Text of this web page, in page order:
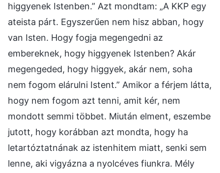
higgyenek Istenben.” Azt mondtam: „A KKP egy
ateista párt. Egyszerűen nem hisz abban, hogy
van Isten. Hogy fogja megengedni az
embereknek, hogy higgyenek Istenben? Akár
megengeded, hogy higgyek, akár nem, soha
nem fogom elárulni Istent.” Amikor a férjem látta,
hogy nem fogom azt tenni, amit kér, nem
mondott semmi többet. Miután elment, eszembe
jutott, hogy korábban azt mondta, hogy ha
letartóztatnának az istenhitem miatt, senki sem
lenne, aki vigyázna a nyolcéves fiunkra. Mély